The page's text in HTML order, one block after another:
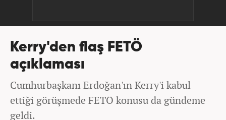
Kerry'den flaş FETÖ
açıklaması
Cumhurbaşkanı Erdoğan'ın Kerry'i kabul
ettiği görüşmede FETÖ konusu da gündeme
geldi.